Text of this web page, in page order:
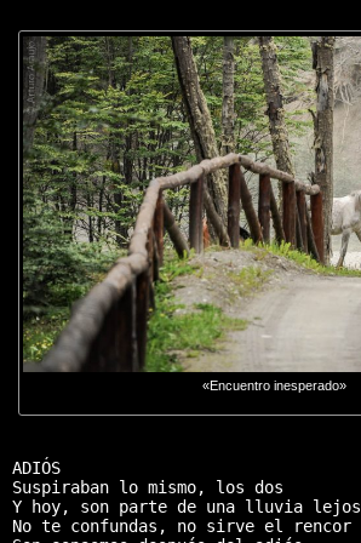
«Encuentro inesperado»
ADIÓS
Suspiraban lo mismo, los dos
Y hoy, son parte de una lluvia lejos
No te confundas, no sirve el rencor